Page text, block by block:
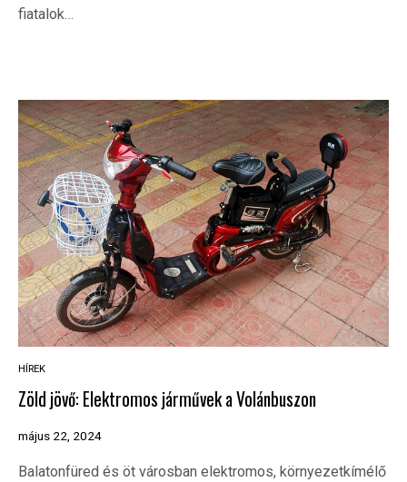
fiatalok…
HÍREK
Zöld jövő: Elektromos járművek a Volánbuszon
május 22, 2024
Balatonfüred és öt városban elektromos, környezetkímélő